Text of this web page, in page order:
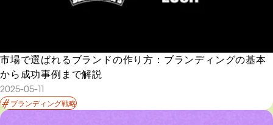
市場で選ばれるブランドの作り方：ブランディングの基本
から成功事例まで解説
2025-05-11
ブランディング戦略